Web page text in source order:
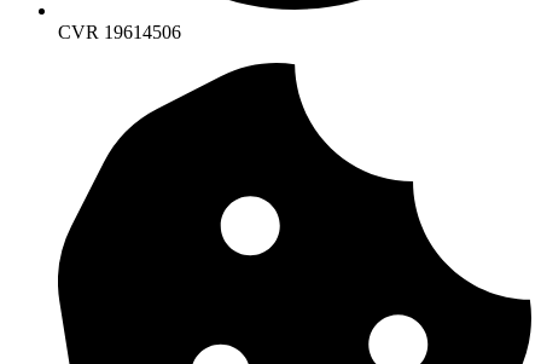
CVR 19614506